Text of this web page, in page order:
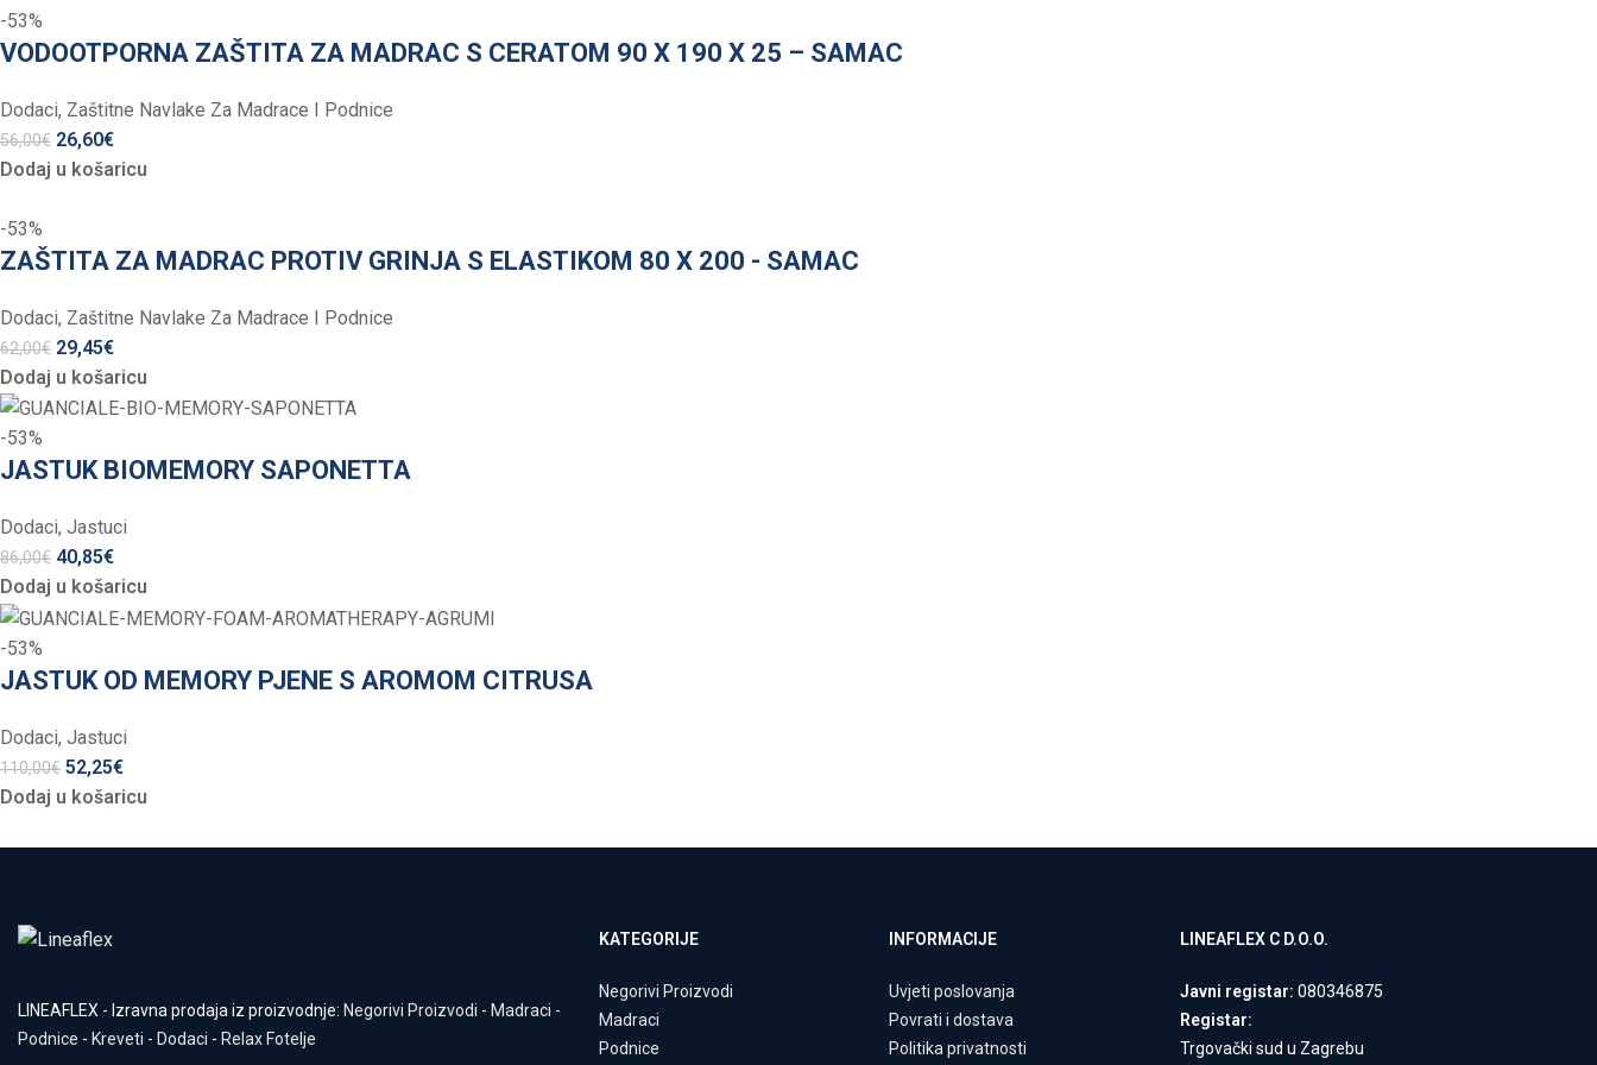
-53%
VODOOTPORNA ZAŠTITA ZA MADRAC S CERATOM 90 X 190 X 25 – SAMAC
Dodaci, Zaštitne Navlake Za Madrace I Podnice
56,00€ 26,60€
Dodaj u košaricu
-53%
ZAŠTITA ZA MADRAC PROTIV GRINJA S ELASTIKOM 80 X 200 - SAMAC
Dodaci, Zaštitne Navlake Za Madrace I Podnice
62,00€ 29,45€
Dodaj u košaricu
-53%
JASTUK BIOMEMORY SAPONETTA
Dodaci, Jastuci
86,00€ 40,85€
Dodaj u košaricu
-53%
JASTUK OD MEMORY PJENE S AROMOM CITRUSA
Dodaci, Jastuci
110,00€ 52,25€
Dodaj u košaricu
LINEAFLEX - Izravna prodaja iz proizvodnje: Negorivi Proizvodi - Madraci -
Podnice - Kreveti - Dodaci - Relax Fotelje
KATEGORIJE
Negorivi Proizvodi
Madraci
Podnice
INFORMACIJE
Uvjeti poslovanja
Povrati i dostava
Politika privatnosti
LINEAFLEX C D.O.O.
Javni registar: 080346875
Registar:
Trgovački sud u Zagrebu